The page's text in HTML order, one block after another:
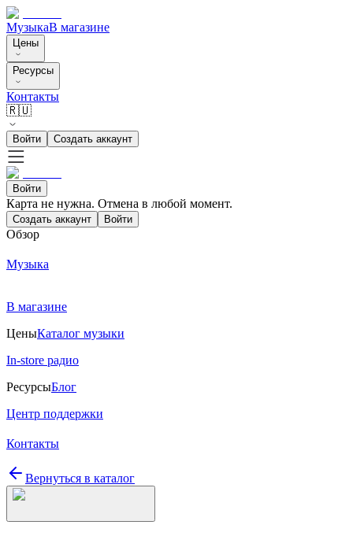
МузыкаВ магазине
Цены
Ресурсы
Контакты
🇷🇺
Войти Создать аккаунт
Войти
Карта не нужна. Отмена в любой момент.
Создать аккаунт Войти
Обзор
Музыка
В магазине
ЦеныКаталог музыки
In-store радио
РесурсыБлог
Центр поддержки
Контакты
Вернуться в каталог